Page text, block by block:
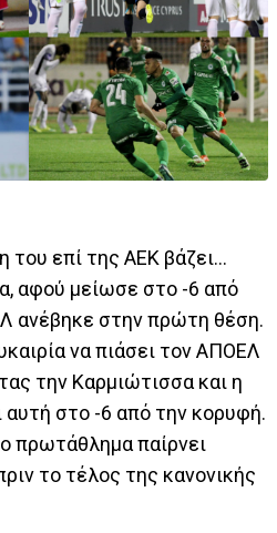
επί της ΑΕΚ βάζει...
αφού μείωσε στο -6 από
ανέβηκε στην πρώτη θέση.
να πιάσει τον ΑΠΟΕΛ
την Καρμιώτισσα και η
αυτή στο -6 από την κορυφή.
πρωτάθλημα παίρνει
το τέλος της κανονικής